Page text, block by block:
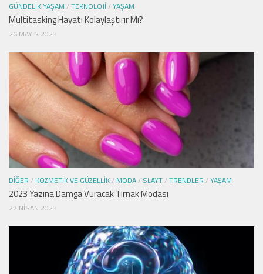
GÜNDELIK YAŞAM /TEKNOLOJI /YAŞAM
Multitasking Hayatı Kolaylaştırır Mı?
26 MAYIS 2023
DIĞER / KOZMETIK VE GÜZELLIK/ MODA/ SLAYT/TRENDLER /YAŞAM
2023 Yazına Damga Vuracak Tırnak Modası
27 NISAN 2023